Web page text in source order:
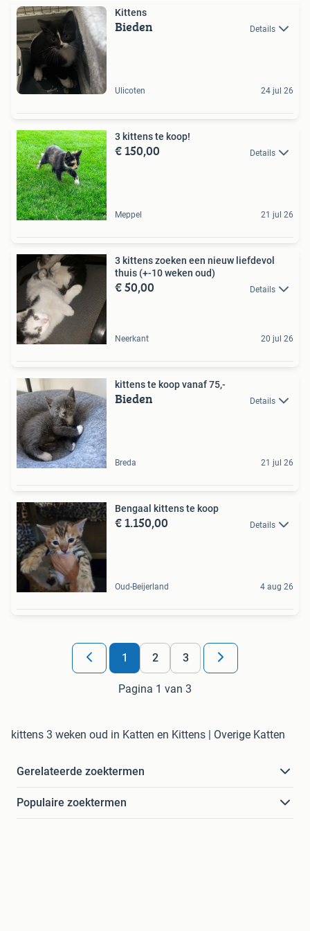
Kittens
Bieden Details
Ulicoten 24 jul 26
3 kittens te koop!
€ 150,00 Details
Meppel 21 jul 26
3 kittens zoeken een nieuw liefdevol
thuis (+-10 weken oud)
€ 50,00 Details
Neerkant 20 jul 26
kittens te koop vanaf 75,-
Bieden Details
Breda 21 jul 26
Bengaal kittens te koop
€ 1.150,00 Details
Oud-Beijerland 4 aug 26
1 2 3
Pagina 1 van 3
kittens 3 weken oud in Katten en Kittens | Overige Katten
Gerelateerde zoektermen
Populaire zoektermen